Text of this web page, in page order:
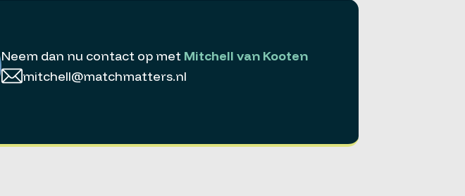
Neem dan nu contact op met Mitchell van Kooten
mitchell@matchmatters.nl